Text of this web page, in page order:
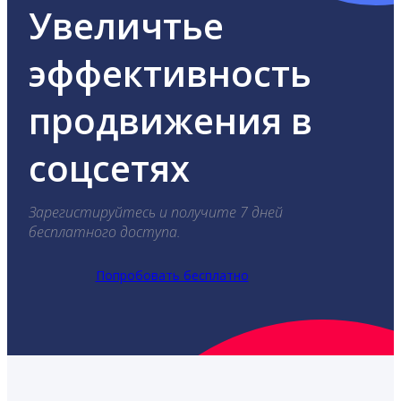
Увеличтье
эффективность
продвижения в
соцсетях
Зарегистируйтесь и получите 7 дней
бесплатного доступа.
Попробовать бесплатно